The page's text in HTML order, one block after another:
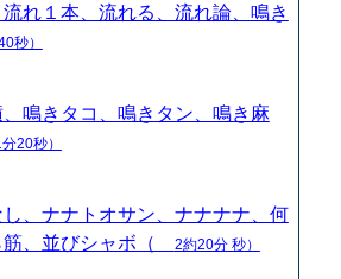
れ１本、流れる、流れ論、鳴き
秒）
、鳴きタコ、鳴きタン、鳴き麻
分20秒）
し、ナナトオサン、ナナナナ、何
筋、並びシャボ（
2約20分 秒）